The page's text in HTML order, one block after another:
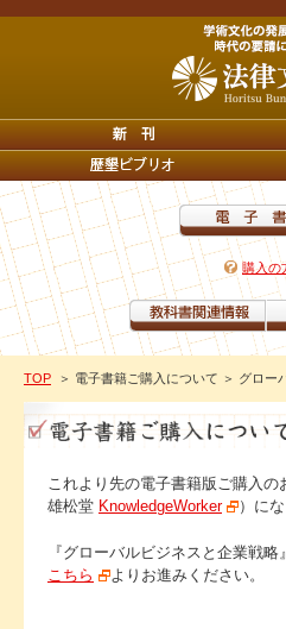
購入の
TOP ＞ 電子書籍ご購入について ＞ グロー
これより先の電子書籍版ご購入
雄松堂 KnowledgeWorker ）にな
『グローバルビジネスと企業戦略
こちら
よりお進みください。